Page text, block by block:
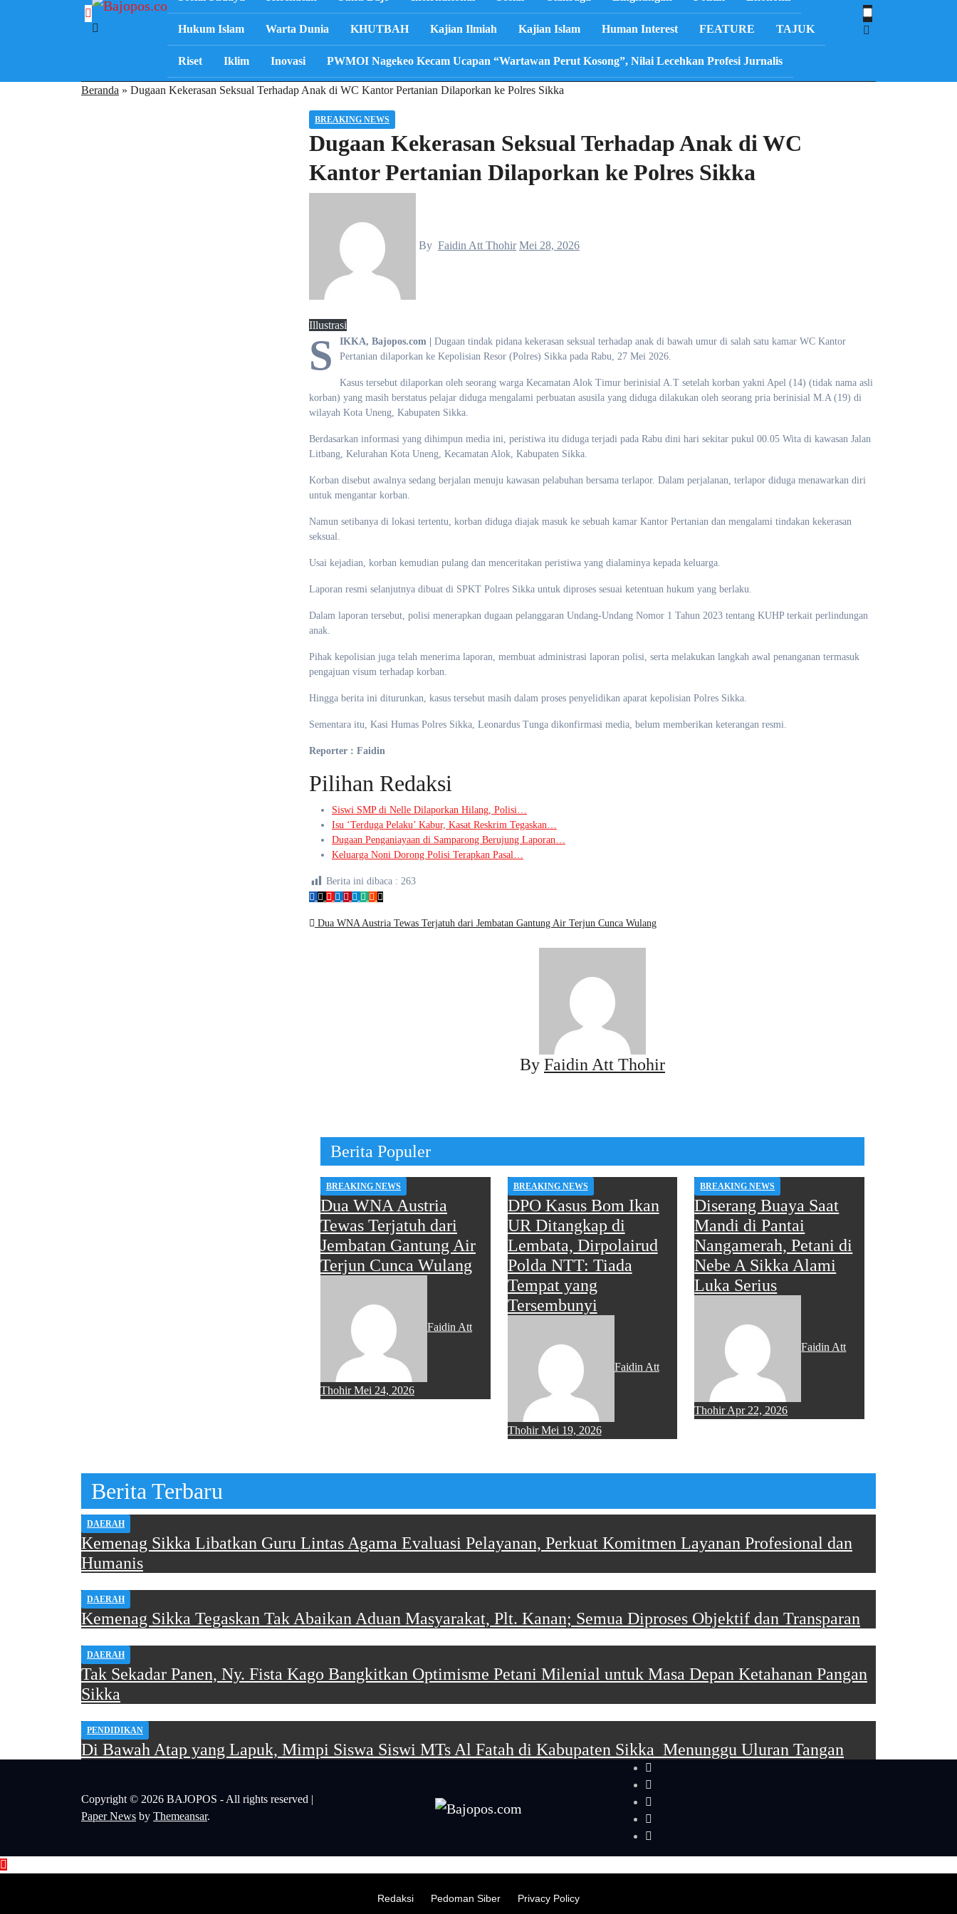
Hukum Islam Warta Dunia KHUTBAH Kajian Ilmiah Kajian Islam Human Interest FEATURE TAJUK
Riset Iklim Inovasi PWMOI Nagekeo Kecam Ucapan “Wartawan Perut Kosong”, Nilai Lecehkan Profesi Jurnalis
Beranda » Dugaan Kekerasan Seksual Terhadap Anak di WC Kantor Pertanian Dilaporkan ke Polres Sikka
BREAKING NEWS
Dugaan Kekerasan Seksual Terhadap Anak di WC
Kantor Pertanian Dilaporkan ke Polres Sikka
By Faidin Att Thohir Mei 28, 2026
Illustrasi
S IKKA, Bajopos.com |
Dugaan tindak pidana kekerasan seksual terhadap anak di bawah umur di salah satu kamar WC Kantor
Pertanian dilaporkan ke Kepolisian Resor (Polres) Sikka pada Rabu, 27 Mei 2026.
Kasus tersebut dilaporkan oleh seorang warga Kecamatan Alok Timur berinisial A.T setelah korban yakni Apel (14) (tidak nama asli
korban) yang masih berstatus pelajar diduga mengalami perbuatan asusila yang diduga dilakukan oleh seorang pria berinisial M.A (19) di
wilayah Kota Uneng, Kabupaten Sikka.
Berdasarkan informasi yang dihimpun media ini, peristiwa itu diduga terjadi pada Rabu dini hari sekitar pukul 00.05 Wita di kawasan Jalan
Litbang, Kelurahan Kota Uneng, Kecamatan Alok, Kabupaten Sikka.
Korban disebut awalnya sedang berjalan menuju kawasan pelabuhan bersama terlapor. Dalam perjalanan, terlapor diduga menawarkan diri
untuk mengantar korban.
Namun setibanya di lokasi tertentu, korban diduga diajak masuk ke sebuah kamar Kantor Pertanian dan mengalami tindakan kekerasan
seksual.
Usai kejadian, korban kemudian pulang dan menceritakan peristiwa yang dialaminya kepada keluarga.
Laporan resmi selanjutnya dibuat di SPKT Polres Sikka untuk diproses sesuai ketentuan hukum yang berlaku.
Dalam laporan tersebut, polisi menerapkan dugaan pelanggaran Undang-Undang Nomor 1 Tahun 2023 tentang KUHP terkait perlindungan
anak.
Pihak kepolisian juga telah menerima laporan, membuat administrasi laporan polisi, serta melakukan langkah awal penanganan termasuk
pengajuan visum terhadap korban.
Hingga berita ini diturunkan, kasus tersebut masih dalam proses penyelidikan aparat kepolisian Polres Sikka.
Sementara itu, Kasi Humas Polres Sikka, Leonardus Tunga dikonfirmasi media, belum memberikan keterangan resmi.
Reporter : Faidin
Pilihan Redaksi
Siswi SMP di Nelle Dilaporkan Hilang, Polisi…
Isu ‘Terduga Pelaku’ Kabur, Kasat Reskrim Tegaskan…
Dugaan Penganiayaan di Samparong Berujung Laporan…
Keluarga Noni Dorong Polisi Terapkan Pasal…
Berita ini dibaca : 263
Navigasi
Dua WNA Austria Tewas Terjatuh dari Jembatan Gantung Air Terjun Cunca Wulang
By Faidin Att Thohir
Berita Populer
BREAKING NEWS
Dua WNA Austria
Tewas Terjatuh dari
Jembatan Gantung Air
Terjun Cunca Wulang
Faidin Att
ThohirMei 24, 2026
BREAKING NEWS
DPO Kasus Bom Ikan
UR Ditangkap di
Lembata, Dirpolairud
Polda NTT: Tiada
Tempat yang
Tersembunyi
Faidin Att
ThohirMei 19, 2026
BREAKING NEWS
Diserang Buaya Saat
Mandi di Pantai
Nangamerah, Petani di
Nebe A Sikka Alami
Luka Serius
Faidin Att
ThohirApr 22, 2026
Berita Terbaru
DAERAH
Kemenag Sikka Libatkan Guru Lintas Agama Evaluasi Pelayanan, Perkuat Komitmen Layanan Profesional dan
Humanis
DAERAH
Kemenag Sikka Tegaskan Tak Abaikan Aduan Masyarakat, Plt. Kanan; Semua Diproses Objektif dan Transparan
DAERAH
Tak Sekadar Panen, Ny. Fista Kago Bangkitkan Optimisme Petani Milenial untuk Masa Depan Ketahanan Pangan
Sikka
PENDIDIKAN
Di Bawah Atap yang Lapuk, Mimpi Siswa Siswi MTs Al Fatah di Kabupaten Sikka Menunggu Uluran Tangan
Copyright © 2026 BAJOPOS - All rights reserved |
Paper News by Themeansar.
Redaksi Pedoman Siber Privacy Policy